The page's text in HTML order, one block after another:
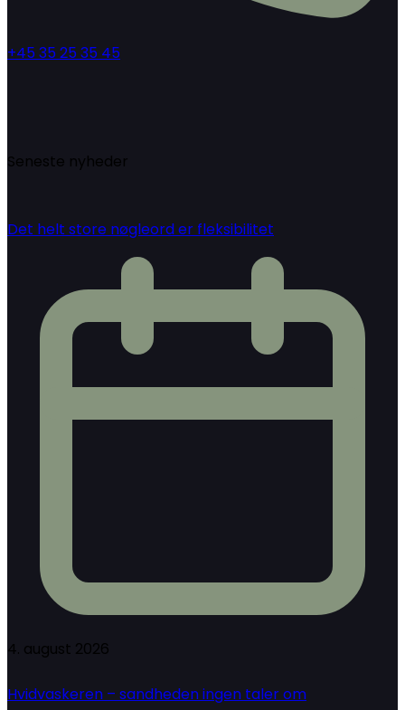
+45 35 25 35 45
Seneste nyheder
Det helt store nøgleord er fleksibilitet
4. august 2026
Hvidvaskeren – sandheden ingen taler om